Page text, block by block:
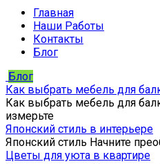
Главная
Наши Работы
Контакты
Блог
Блог
Как выбрать мебель для
Как выбрать мебель для
измерьте
Японский стиль в интерьере
Японский стиль Начните
Цветы для уюта в квартире